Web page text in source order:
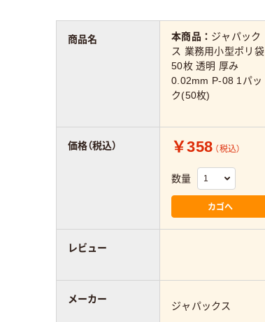
本商品： ジャパック
ス 業務用小型ポリ袋
50枚 透明 厚み
0.02mm P-08 1パッ
ク(50枚)
￥358 （税込）
数量
カゴへ
ジャパックス
商品名
価格（税込）
レビュー
メーカー